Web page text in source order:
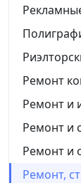
Ремонт
Ремонт и
Ремонт и
Ремонт и
Ремонт,